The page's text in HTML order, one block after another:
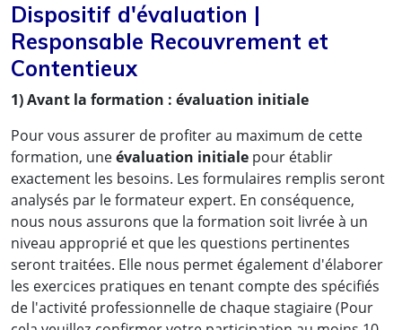
Dispositif d'évaluation |
Responsable Recouvrement et
Contentieux
1) Avant la formation : évaluation initiale
Pour vous assurer de profiter au maximum de cette
formation, uneévaluation initiale pour établir
exactement les besoins. Les formulaires remplis seront
analysés par le formateur expert. En conséquence,
nous nous assurons que la formation soit livrée à un
niveau approprié et que les questions pertinentes
seront traitées. Elle nous permet également d'élaborer
les exercices pratiques en tenant compte des spécifiés
de l'activité professionnelle de chaque stagiaire (Pour